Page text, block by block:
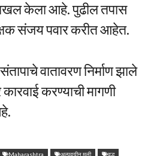
केला आहे. पुढील तपास
संजय पवार करीत आहेत.
वातावरण निर्माण झाले
करण्याची मागणी
Maharashtra अल्पवयीन मुली वृद्ध